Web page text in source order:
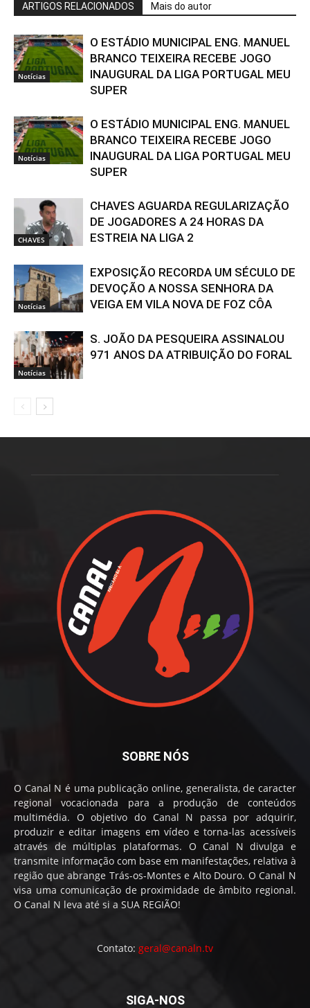
ARTIGOS RELACIONADOS Mais do autor
Notícias
O ESTÁDIO MUNICIPAL ENG. MANUEL
BRANCO TEIXEIRA RECEBE JOGO
INAUGURAL DA LIGA PORTUGAL MEU
SUPER
Notícias
O ESTÁDIO MUNICIPAL ENG. MANUEL
BRANCO TEIXEIRA RECEBE JOGO
INAUGURAL DA LIGA PORTUGAL MEU
SUPER
CHAVES
CHAVES AGUARDA REGULARIZAÇÃO
DE JOGADORES A 24 HORAS DA
ESTREIA NA LIGA 2
Notícias
EXPOSIÇÃO RECORDA UM SÉCULO DE
DEVOÇÃO A NOSSA SENHORA DA
VEIGA EM VILA NOVA DE FOZ CÔA
Notícias
S. JOÃO DA PESQUEIRA ASSINALOU
971 ANOS DA ATRIBUIÇÃO DO FORAL
SOBRE NÓS
O Canal N é uma publicação online, generalista, de caracter
regional vocacionada para a produção de conteúdos
multimédia. O objetivo do Canal N passa por adquirir,
produzir e editar imagens em vídeo e torna-las acessíveis
através de múltiplas plataformas. O Canal N divulga e
transmite informação com base em manifestações, relativa à
região que abrange Trás-os-Montes e Alto Douro. O Canal N
visa uma comunicação de proximidade de âmbito regional.
O Canal N leva até si a SUA REGIÃO!
Contato: geral@canaln.tv
SIGA-NOS